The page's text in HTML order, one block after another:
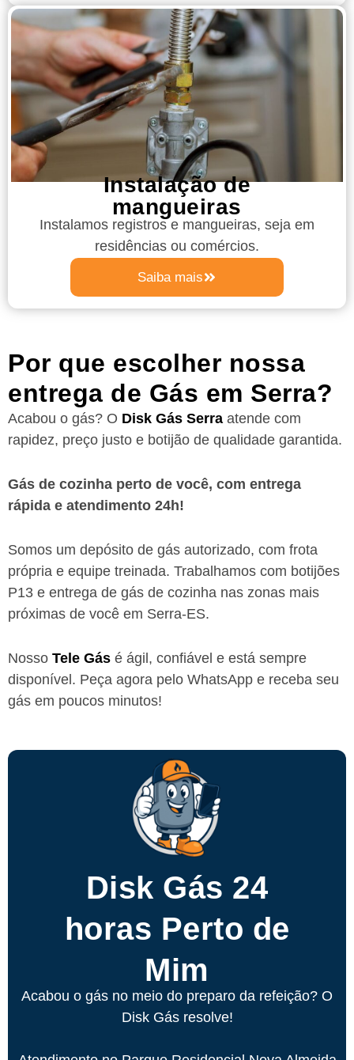
Instalação de
mangueiras
Instalamos registros e mangueiras, seja em
residências ou comércios.
Saiba mais
Por que escolher nossa
entrega de Gás em Serra?
Acabou o gás? O Disk Gás Serra atende com
rapidez, preço justo e botijão de qualidade garantida.
Gás de cozinha perto de você, com entrega
rápida e atendimento 24h!
Somos um depósito de gás autorizado, com frota
própria e equipe treinada. Trabalhamos com botijões
P13 e entrega de gás de cozinha nas zonas mais
próximas de você em Serra-ES.
Nosso Tele Gás é ágil, confiável e está sempre
disponível. Peça agora pelo WhatsApp e receba seu
gás em poucos minutos!
Disk Gás 24
horas Perto de
Mim
Acabou o gás no meio do preparo da refeição? O
Disk Gás resolve!